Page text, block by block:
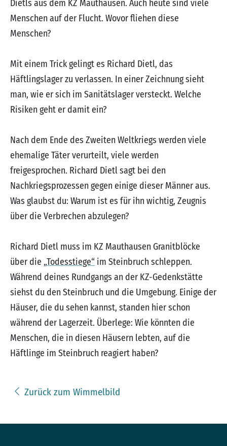
Dietls aus dem KZ Mauthausen. Auch heute sind viele
Menschen auf der Flucht. Wovor fliehen diese
Menschen?
Mit einem Trick gelingt es Richard Dietl, das
Häftlingslager zu verlassen. In einer Zeichnung sieht
man, wie er sich im Sanitätslager versteckt. Welche
Risiken geht er damit ein?
Nach dem Ende des Zweiten Weltkriegs werden viele
ehemalige Täter verurteilt, viele werden
freigesprochen. Richard Dietl sagt bei den
Nachkriegsprozessen gegen einige dieser Männer aus.
Was glaubst du: Warum ist es für ihn wichtig, Zeugnis
über die Verbrechen abzulegen?
Richard Dietl muss im KZ Mauthausen Granitblöcke
über die „Todesstiege“ im Steinbruch schleppen.
Während deines Rundgangs an der KZ-Gedenkstätte
siehst du den Steinbruch und die Umgebung. Einige der
Häuser, die du sehen kannst, standen hier schon
während der Lagerzeit. Überlege: Wie könnten die
Menschen, die in diesen Häusern lebten, auf die
Häftlinge im Steinbruch reagiert haben?
Zurück zum Wimmelbild